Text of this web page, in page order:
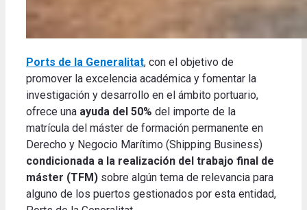
Ports de la Generalitat, con el objetivo de
promover la excelencia académica y fomentar la
investigación y desarrollo en el ámbito portuario,
ofrece una ayuda del 50% del importe de la
matrícula del máster de formación permanente en
Derecho y Negocio Marítimo (Shipping Business)
condicionada a la realización del trabajo final de
máster (TFM) sobre algún tema de relevancia para
alguno de los puertos gestionados por esta entidad,